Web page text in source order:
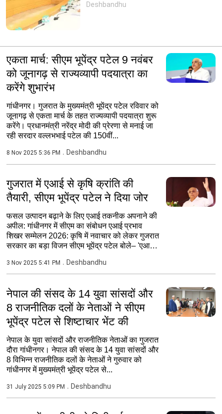
Deshbandhu
एकता मार्च: सीएम भूपेंद्र पटेल 9 नवंबर
को जूनागढ़ से राज्यव्यापी पदयात्रा का
करेंगे शुभारंभ
गांधीनगर। गुजरात के मुख्यमंत्री भूपेंद्र पटेल रविवार को
जूनागढ़ से एकता मार्च के तहत राज्यव्यापी पदयात्रा शुरू
करेंगे। प्रधानमंत्री नरेंद्र मोदी की प्रेरणा से मनाई जा
रही सरदार वल्लभभाई पटेल की 150वीं...
8 Nov 2025 5:36 PM Deshbandhu
गुजरात में एआई से कृषि क्रांति की
तैयारी, सीएम भूपेंद्र पटेल ने दिया जोर
फसल उत्पादन बढ़ाने के लिए एआई तकनीक अपनाने की
अपील: गांधीनगर में सीएम का संबोधन एआई प्रभाव
शिखर सम्मेलन 2026: कृषि में नवाचार को लेकर गुजरात
सरकार का बड़ा विजन सीएम भूपेंद्र पटेल बोले– 'एआई
3 Nov 2025 5:41 PM Deshbandhu
नेपाल की संसद के 14 युवा सांसदों और
8 राजनीतिक दलों के नेताओं ने सीएम
भूपेंद्र पटेल से शिष्टाचार भेंट की
नेपाल के युवा सांसदों और राजनीतिक नेताओं का गुजरात
दौरा गांधीनगर। नेपाल की संसद के 14 युवा सांसदों और
8 विभिन्न राजनीतिक दलों के नेताओं ने गुरुवार को
गांधीनगर में मुख्यमंत्री भूपेंद्र पटेल से...
31 July 2025 5:09 PM Deshbandhu